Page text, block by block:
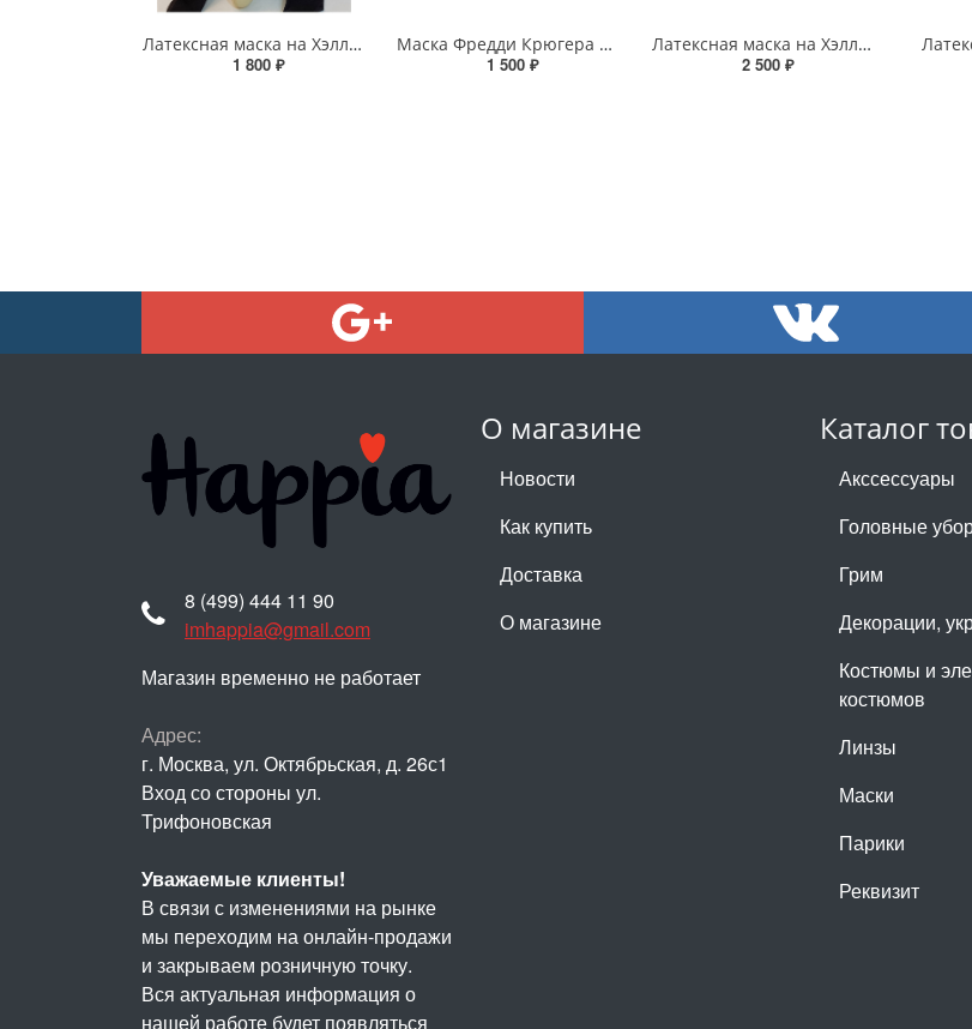
Латексная маска на Хэллоуин - «Крик»
1 800 ₽
Маска Фредди Крюгера на Хэллоуин
1 500 ₽
Латексная маска на Хэллоуин «Крик-наркоман»
2 500 ₽
О магазине
Новости
Как купить
Доставка
О магазине
Каталог
Акссессуары
Головные
Грим
Декорации,
Костюмы и
костюмов
Линзы
Маски
Парики
Реквизит
8 (499) 444 11 90
imhappia@gmail.com
Магазин временно не работает
Адрес:
г. Москва, ул. Октябрьская, д. 26с1
Вход со стороны ул.
Трифоновская
Уважаемые клиенты!
В связи с изменениями на рынке
мы переходим на онлайн-продажи
и закрываем розничную точку.
Вся актуальная информация о
нашей работе будет появляться